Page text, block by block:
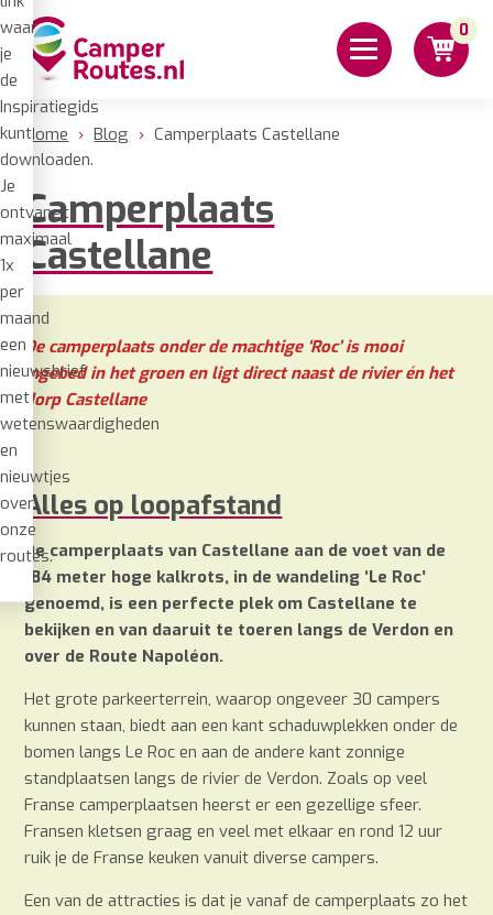
waar
je
de
Inspiratiegids
kunt
downloaden.
Je
ontvangt
maximaal
1x
per
maand
een
nieuwsbrief
met
wetenswaardigheden
en
nieuwtjes
over
onze
routes.
0
Home › Blog › Camperplaats Castellane
Camperplaats
Castellane
De camperplaats onder de machtige ‘Roc’ is mooi
ingebed in het groen en ligt direct naast de rivier én het
dorp Castellane
Alles op loopafstand
De camperplaats van Castellane aan de voet van de
184 meter hoge kalkrots, in de wandeling ‘Le Roc’
genoemd, is een perfecte plek om Castellane te
bekijken en van daaruit te toeren langs de Verdon en
over de Route Napoléon.
Het grote parkeerterrein, waarop ongeveer 30 campers
kunnen staan, biedt aan een kant schaduwplekken onder de
bomen langs Le Roc en aan de andere kant zonnige
standplaatsen langs de rivier de Verdon. Zoals op veel
Franse camperplaatsen heerst er een gezellige sfeer.
Fransen kletsen graag en veel met elkaar en rond 12 uur
ruik je de Franse keuken vanuit diverse campers.
Een van de attracties is dat je vanaf de camperplaats zo het